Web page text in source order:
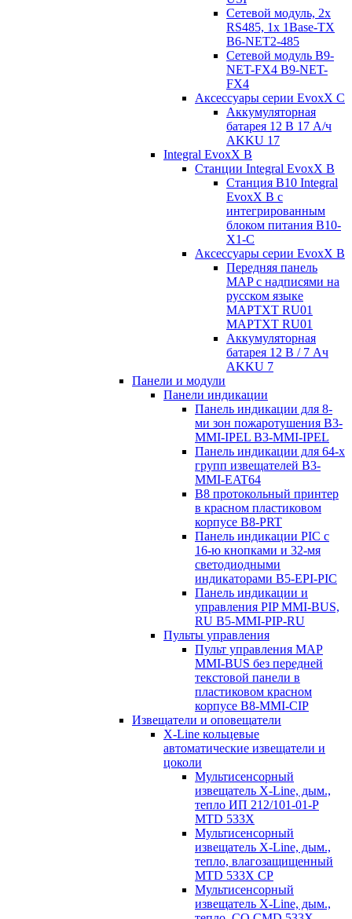
Сетевой модуль, 2x
RS485, 1x 1Base-TX
B6-NET2-485
Сетевой модуль B9-
NET-FX4 B9-NET-
FX4
Аксессуары серии EvoxX C
Аккумуляторная
батарея 12 В 17 A/ч
AKKU 17
Integral EvoxX B
Станции Integral EvoxX B
Станция B10 Integral
EvoxX B с
интегрированным
блоком питания B10-
X1-C
Аксессуары серии EvoxX B
Передняя панель
MAP с надписями на
русском языке
MAPTXT RU01
MAPTXT RU01
Аккумуляторная
батарея 12 В / 7 Aч
AKKU 7
Панели и модули
Панели индикации
Панель индикации для 8-
ми зон пожаротушения B3-
MMI-IPEL B3-MMI-IPEL
Панель индикации для 64-х
групп извещателей B3-
MMI-EAT64
B8 протокольный принтер
в красном пластиковом
корпусе B8-PRT
Панель индикации PIC с
16-ю кнопками и 32-мя
светодиодными
индикаторами B5-EPI-PIC
Панель индикации и
управления PIP MMI-BUS,
RU B5-MMI-PIP-RU
Пульты управления
Пульт управления MAP
MMI-BUS без передней
текстовой панели в
пластиковом красном
корпусе B8-MMI-CIP
Извещатели и оповещатели
X-Line кольцевые
автоматические извещатели и
цоколи
Мультисенсорный
извещатель X-Line, дым.,
тепло ИП 212/101-01-P
MTD 533X
Мультисенсорный
извещатель X-Line, дым.,
тепло, влагозащищенный
MTD 533X CP
Мультисенсорный
извещатель X-Line, дым.,